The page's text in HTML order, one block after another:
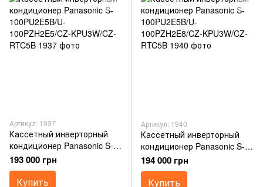
Артикул: 1937
Кассетный инверторный
кондиционер Panasonic S-
100PU2E5B/U-
100PZH2E5/CZ-KPU3W/CZ-
RTC5B
193 000 грн
Купить
Артикул: 1940
Кассетный инверторный
кондиционер Panasonic S-
100PU2E5B/U-
100PZH2E8/CZ-KPU3W/CZ-
RTC5B
194 000 грн
Купить